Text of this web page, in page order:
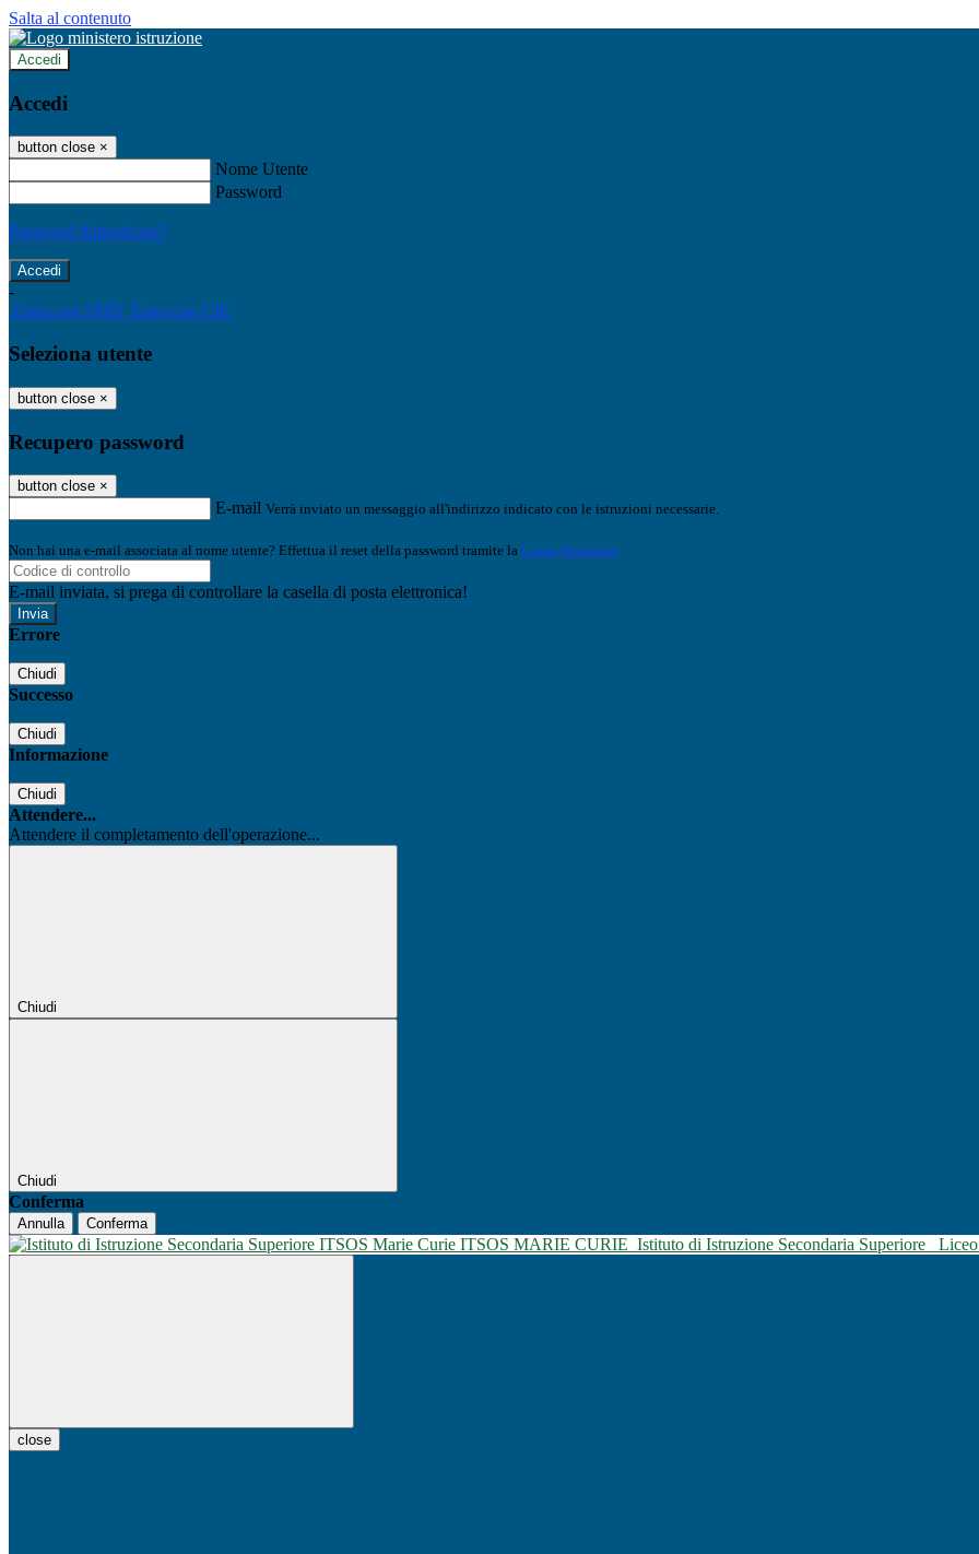
Salta al contenuto
Accedi
Accedi
button close ×
Nome Utente
Password
Password dimenticata?
-
Entra con SPID Entra con CIE
Seleziona utente
button close ×
Recupero password
button close ×
E-mail Verrà inviato un messaggio all'indirizzo indicato con le istruzioni necessarie.
Non hai una e-mail associata al nome utente? Effettua il reset della password tramite la Login Spaggiari
E-mail inviata, si prega di controllare la casella di posta elettronica!
Errore
Chiudi
Successo
Chiudi
Informazione
Chiudi
Attendere...
Attendere il completamento dell'operazione...
Chiudi
Chiudi
Conferma
Annulla Conferma
ITSOS MARIE CURIE Istituto di Istruzione Secondaria Superiore
close